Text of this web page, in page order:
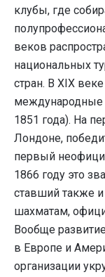
клубы, где
веков
национальных
стран. В XIX
международные
1851 года). На
Лондоне,
первый
1866 году это
ставший также
шахматам,
Вообще
в Европе и
организации